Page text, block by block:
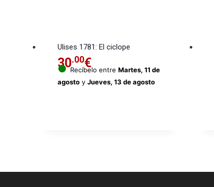
Ulises 1781: El ciclope
30.00€
●Recíbelo entre Martes, 11 de
agostoy Jueves, 13 de agosto